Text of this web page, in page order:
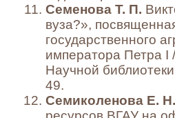
Семенова Т. П.
вуза?»,
государственного
императора Петра
Научной
49.
Семиколенова Е. Н.